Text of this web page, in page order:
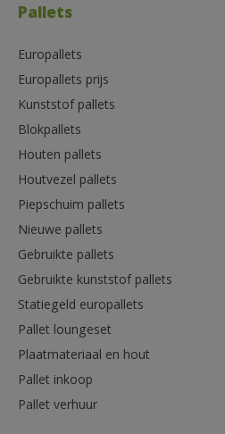
Pallets
Europallets
Europallets prijs
Kunststof pallets
Blokpallets
Houten pallets
Houtvezel pallets
Piepschuim pallets
Nieuwe pallets
Gebruikte pallets
Gebruikte kunststof pallets
Statiegeld europallets
Pallet loungeset
Plaatmateriaal en hout
Pallet inkoop
Pallet verhuur